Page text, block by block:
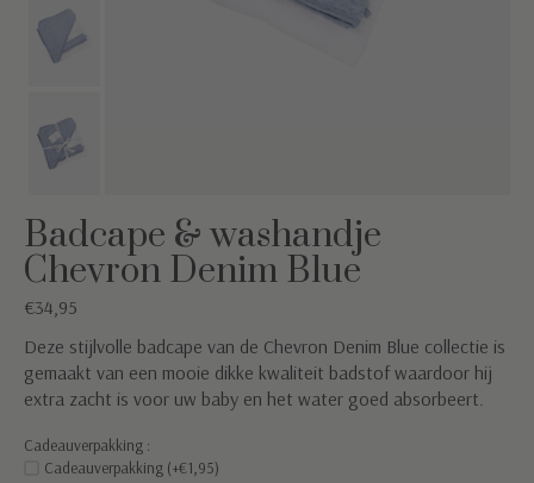
Badcape & washandje
Chevron Denim Blue
€34,95
Deze stijlvolle badcape van de Chevron Denim Blue collectie is
gemaakt van een mooie dikke kwaliteit badstof waardoor hij
extra zacht is voor uw baby en het water goed absorbeert.
Cadeauverpakking :
Cadeauverpakking (+€1,95)